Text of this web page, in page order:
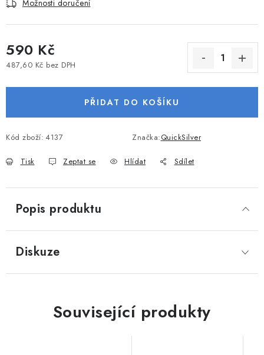
PŘÍSLUŠENSTVÍ K ČLUNŮM
ZNAČKY
Doprava a platba Servis
Reklamace
Obchodní podmínky
Podmínky ochrany osobních údajů
Možnosti doručení
590 Kč
487,60 Kč bez DPH
PŘIDAT DO KOŠÍKU
Kód zboží: 4137 Značka:QuickSilver
Tisk Zeptat se Hlídat Sdílet
Popis produktu
Diskuze
Související produkty